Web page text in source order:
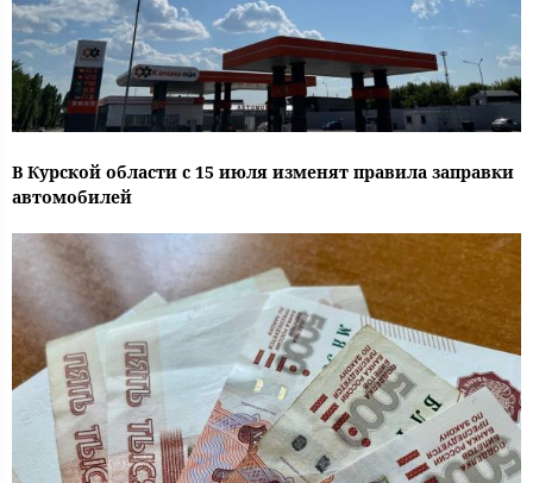
В Курской области с 15 июля изменят правила заправки
автомобилей